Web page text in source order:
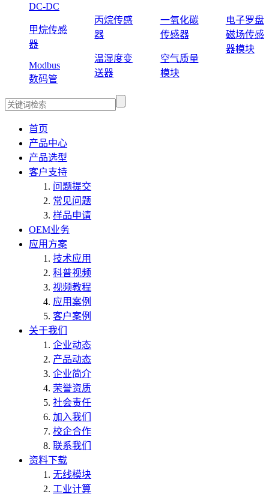
DC-DC
甲烷传感
器
Modbus
数码管
丙烷传感
器
温湿度变
送器
一氧化碳
传感器
空气质量
模块
电子罗盘
磁场传感
器模块
首页
产品中心
产品选型
客户支持
问题提交
常见问题
样品申请
OEM业务
应用方案
技术应用
科普视频
视频教程
应用案例
客户案例
关于我们
企业动态
产品动态
企业简介
荣誉资质
社会责任
加入我们
校企合作
联系我们
资料下载
无线模块
工业计算